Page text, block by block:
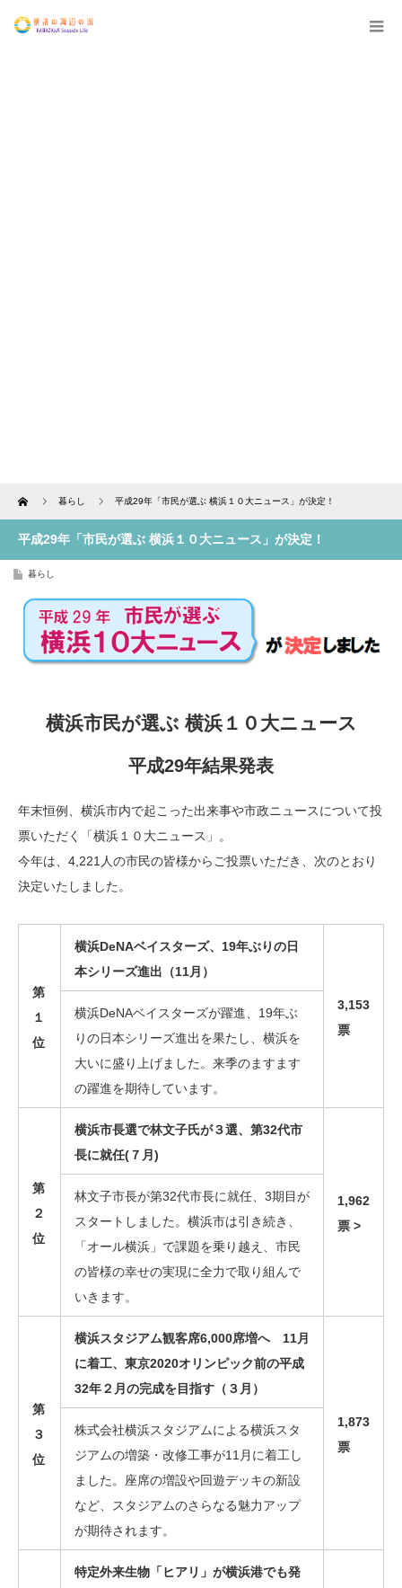
Home 暮らし 平成29年「市民が選ぶ 横浜１０大ニュース」が決定！
平成29年「市民が選ぶ 横浜１０大ニュース」が決定！
暮らし
横浜市民が選ぶ 横浜１０大ニュース
平成29年結果発表
年末恒例、横浜市内で起こった出来事や市政ニュースについて投
票いただく「横浜１０大ニュース」。
今年は、4,221人の市民の皆様からご投票いただき、次のとおり
決定いたしました。
第
１
位
横浜DeNAベイスターズ、19年ぶりの日
本シリーズ進出（11月）
3,153
票
横浜DeNAベイスターズが躍進、19年ぶ
りの日本シリーズ進出を果たし、横浜を
大いに盛り上げました。来季のますます
の躍進を期待しています。
第
２
位
横浜市長選で林文子氏が３選、第32代市
長に就任(７月)
1,962
票 >
林文子市長が第32代市長に就任、3期目が
スタートしました。横浜市は引き続き、
「オール横浜」で課題を乗り越え、市民
の皆様の幸せの実現に全力で取り組んで
いきます。
第
３
位
横浜スタジアム観客席6,000席増へ 11月
に着工、東京2020オリンピック前の平成
32年２月の完成を目指す（３月）
1,873
票
株式会社横浜スタジアムによる横浜スタ
ジアムの増築・改修工事が11月に着工し
ました。座席の増設や回遊デッキの新設
など、スタジアムのさらなる魅力アップ
が期待されます。
特定外来生物「ヒアリ」が横浜港でも発